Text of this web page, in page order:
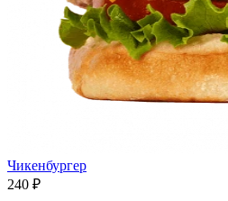
Чикенбургер
240 ₽